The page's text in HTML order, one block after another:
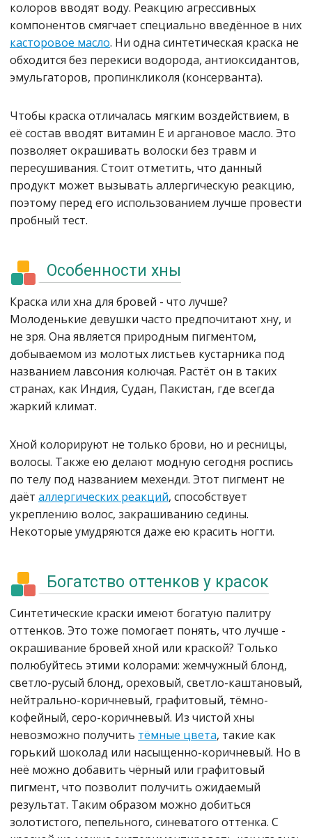
колоров вводят воду. Реакцию агрессивных
компонентов смягчает специально введённое в них
касторовое масло. Ни одна синтетическая краска не
обходится без перекиси водорода, антиоксидантов,
эмульгаторов, пропинкликоля (консерванта).
Чтобы краска отличалась мягким воздействием, в
её состав вводят витамин Е и аргановое масло. Это
позволяет окрашивать волоски без травм и
пересушивания. Стоит отметить, что данный
продукт может вызывать аллергическую реакцию,
поэтому перед его использованием лучше провести
пробный тест.
Особенности хны
Краска или хна для бровей - что лучше?
Молоденькие девушки часто предпочитают хну, и
не зря. Она является природным пигментом,
добываемом из молотых листьев кустарника под
названием лавсония колючая. Растёт он в таких
странах, как Индия, Судан, Пакистан, где всегда
жаркий климат.
Хной колорируют не только брови, но и ресницы,
волосы. Также ею делают модную сегодня роспись
по телу под названием мехенди. Этот пигмент не
даёт аллергических реакций, способствует
укреплению волос, закрашиванию седины.
Некоторые умудряются даже ею красить ногти.
Богатство оттенков у красок
Синтетические краски имеют богатую палитру
оттенков. Это тоже помогает понять, что лучше -
окрашивание бровей хной или краской? Только
полюбуйтесь этими колорами: жемчужный блонд,
светло-русый блонд, ореховый, светло-каштановый,
нейтрально-коричневый, графитовый, тёмно-
кофейный, серо-коричневый. Из чистой хны
невозможно получить тёмные цвета, такие как
горький шоколад или насыщенно-коричневый. Но в
неё можно добавить чёрный или графитовый
пигмент, что позволит получить ожидаемый
результат. Таким образом можно добиться
золотистого, пепельного, синеватого оттенка. С